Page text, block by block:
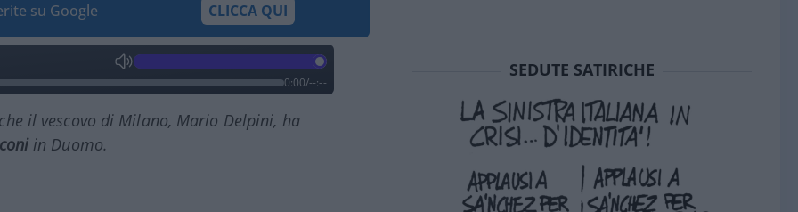
su Google CLICCA QUI
0:00/--:--
che il vescovo di Milano, Mario Delpini, ha
in Duomo.
SEDUTE SATIRICHE